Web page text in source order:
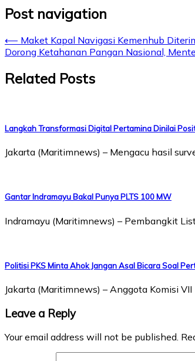
Post navigation
⟵ Maket Kapal Navigasi Kemenhub
Dorong Ketahanan Pangan Nasional,
Related Posts
Langkah Transformasi Digital Pertamina Dinilai
Jakarta (Maritimnews) – Mengacu hasil
Gantar Indramayu Bakal Punya PLTS 100 MW
Indramayu (Maritimnews) – Pembangkit
Politisi PKS Minta Ahok Jangan Asal Bicara Soal
Jakarta (Maritimnews) – Anggota Komisi
Leave a Reply
Your email address will not be published.